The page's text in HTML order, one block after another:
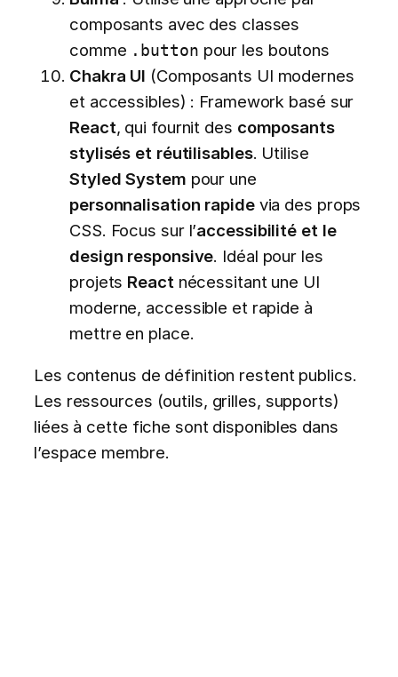
composants avec des classes
comme .button pour les boutons
Chakra UI (Composants UI modernes
et accessibles) : Framework basé sur
React, qui fournit des composants
stylisés et réutilisables. Utilise
Styled System pour une
personnalisation rapidevia des props
CSS. Focus sur l’accessibilité et le
design responsive. Idéal pour les
projets React nécessitant une UI
moderne, accessible et rapide à
mettre en place.
Les contenus de définition restent publics.
Les ressources (outils, grilles, supports)
liées à cette fiche sont disponibles dans
l’espace membre.